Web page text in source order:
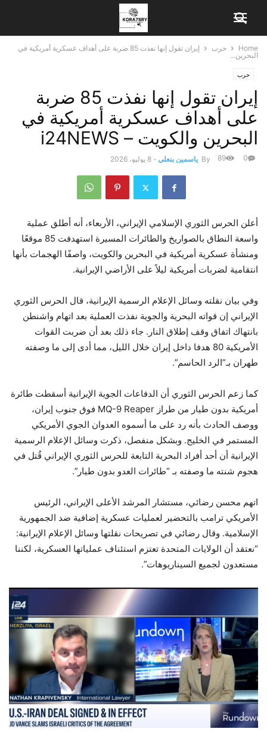
Home حرب
إيران تقول إنها نفذت 85 ضربة على أهداف عسكرية أمريكية في
البحرين...
حرب
إيران تقول إنها نفذت 85 ضربة
على أهداف عسكرية أمريكية في
البحرين والكويت – i24NEWS
By ياسمين بنعلي - 8 يوليو، 2026 0
89
أعلن الحرس الثوري الإسلامي الإيراني، الأربعاء، أنه أطلق عملية
واسعة النطاق بالصواريخ والطائرات المسيرة استهدفت 85 موقعًا
ومنشأة عسكرية أمريكية في البحرين والكويت، واصفًا الهجمات بأنها
انتقامية لضربات أمريكية ليلاً على الأراضي الإيرانية.
وفي بيان نقلته وسائل الإعلام الرسمية الإيرانية، قال الحرس الثوري
الإيراني إن قواته البحرية والجوية نفذت العملية بعد اتهام واشنطن
بانتهاك اتفاق وقف إطلاق النار. جاء ذلك بعد أن ضربت القوات
الأمريكية 80 هدفا داخل إيران خلال الليل، مما أدى إلى ما وصفته
طهران بـ”الرد الحاسم”.
كما زعم الحرس الثوري أن الدفاعات الجوية الإيرانية أسقطت طائرة
أمريكية بدون طيار من طراز MQ-9 Reaper فوق جنوب إيران،
ووصف الحادث بأنه رد على ما أسموه العدوان الجوي الأمريكي
المستمر في الخليج. وبشكل منفصل، ذكرت وسائل الإعلام الرسمية
الإيرانية أن أحد أفراد البحرية التابعة للحرس الثوري الإيراني قُتل في
هجوم شنته ما وصفته بـ “طائرات العدو بدون طيار”.
اتهم محسن رضائي، مستشار المرشد الأعلى الإيراني، الرئيس
الأمريكي ترامب بالتحضير لعمليات عسكرية إضافية ضد الجمهورية
الإسلامية. وقال رضائي في تصريحات نقلتها وسائل الإعلام الإيرانية:
“نعتقد أن الولايات المتحدة تعتزم استئناف عملياتها العسكرية، لكننا
مستعدون لجميع السيناريوهات”.